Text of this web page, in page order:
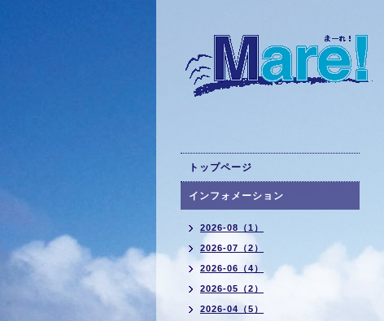
トップページ
インフォメーション
2026-08（1）
2026-07（2）
2026-06（4）
2026-05（2）
2026-04（5）